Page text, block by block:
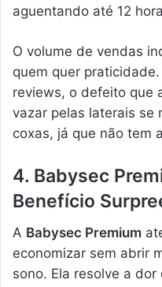
aguentando até 12
O volume de vendas
quem quer
reviews, o defeito que
vazar pelas laterais se
coxas, já que não tem
4. Babysec
Benefício
A Babysec Premium
economizar sem abrir
sono. Ela resolve a